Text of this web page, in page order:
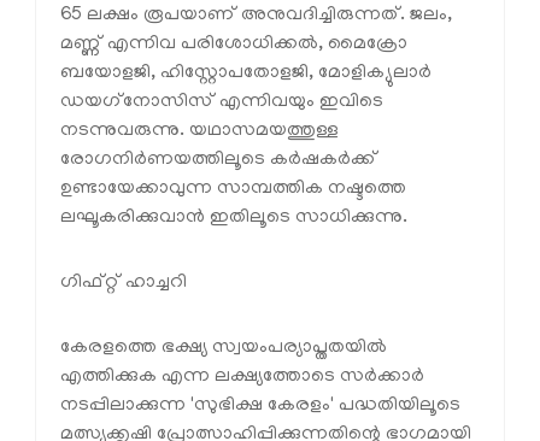
65 ലക്ഷം രൂപയാണ് അനുവദിച്ചിരുന്നത്. ജലം,
മണ്ണ് എന്നിവ പരിശോധിക്കല്‍, മൈക്രോ
ബയോളജി, ഹിസ്റ്റോപതോളജി, മോളിക്യുലാര്‍
ഡയഗ്‌നോസിസ് എന്നിവയും ഇവിടെ
നടന്നുവരുന്നു. യഥാസമയത്തുള്ള
രോഗനിര്‍ണയത്തിലൂടെ കര്‍ഷകര്‍ക്ക്
ഉണ്ടായേക്കാവുന്ന സാമ്പത്തിക നഷ്ടത്തെ
ലഘൂകരിക്കുവാന്‍ ഇതിലൂടെ സാധിക്കുന്നു.
ഗിഫ്റ്റ് ഹാച്ചറി
കേരളത്തെ ഭക്ഷ്യ സ്വയംപര്യാപ്തതയില്‍
എത്തിക്കുക എന്ന ലക്ഷ്യത്തോടെ സര്‍ക്കാര്‍
നടപ്പിലാക്കുന്ന 'സുഭിക്ഷ കേരളം' പദ്ധതിയിലൂടെ
മത്സ്യക്കൃഷി പ്രോത്സാഹിപ്പിക്കുന്നതിന്റെ ഭാഗമായി